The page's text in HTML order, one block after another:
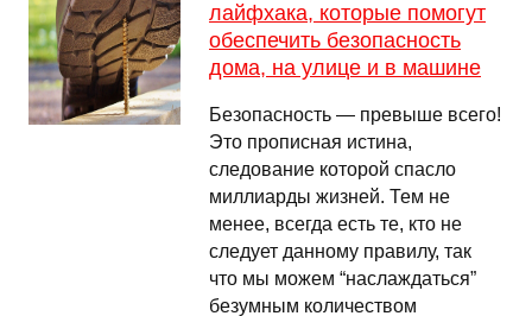
лайфхака, которые помогут
обеспечить безопасность
дома, на улице и в машине
Безопасность — превыше всего!
Это прописная истина,
следование которой спасло
миллиарды жизней. Тем не
менее, всегда есть те, кто не
следует данному правилу, так
что мы можем “наслаждаться”
безумным количеством